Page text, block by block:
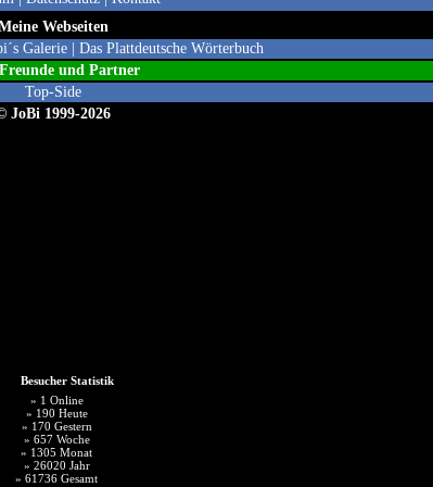
Webseiten
Galerie Das Plattdeutsche Wörterbuch
und Partner
Top-Side
JoBi 1999-2026
Besucher Statistik
» 1 Online
» 190 Heute
» 170 Gestern
» 657 Woche
» 1305 Monat
» 26020 Jahr
» 61736 Gesamt